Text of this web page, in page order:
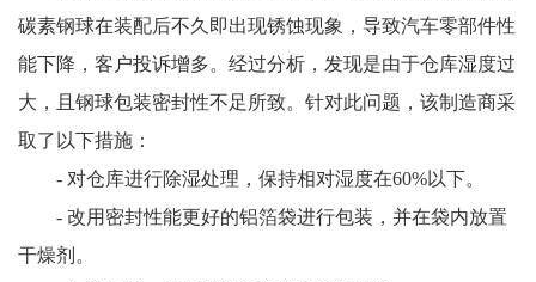
碳素钢球在装配后不久即出现锈蚀现象，导致汽车零部件性
能下降，客户投诉增多。经过分析，发现是由于仓库湿度过
大，且钢球包装密封性不足所致。针对此问题，该制造商采
取了以下措施：
- 对仓库进行除湿处理，保持相对湿度在60%以下。
- 改用密封性能更好的铝箔袋进行包装，并在袋内放置
干燥剂。